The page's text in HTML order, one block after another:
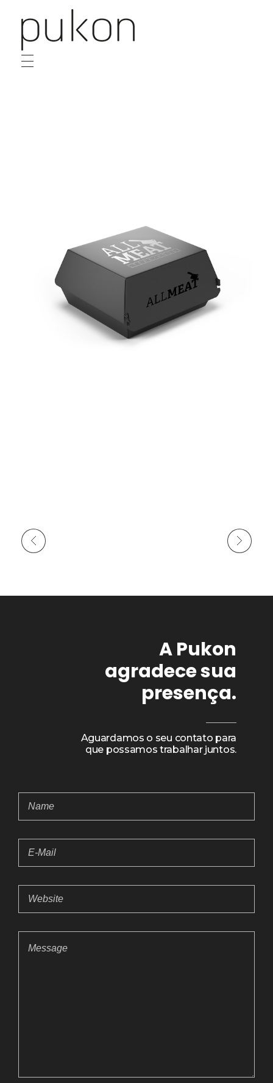
Pukon
Design e Conteúdo
A Pukon
agradece sua
presença.
Aguardamos o seu contato para
que possamos trabalhar juntos.